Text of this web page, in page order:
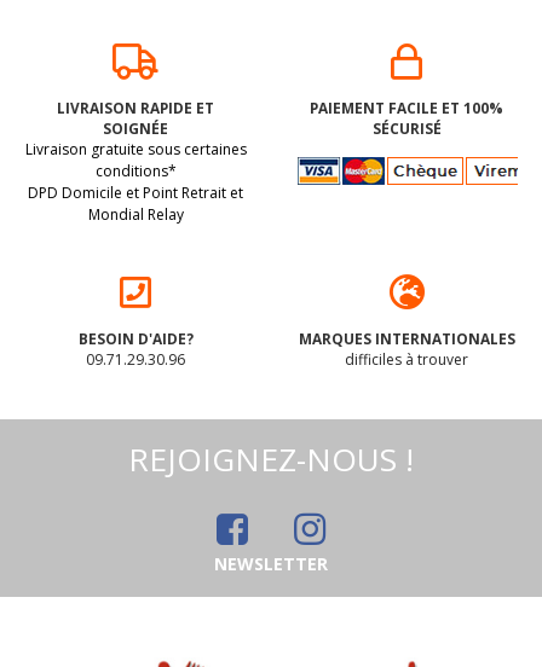
LIVRAISON RAPIDE ET
SOIGNÉE
Livraison gratuite sous certaines
conditions*
DPD Domicile et Point Retrait et
Mondial Relay
PAIEMENT FACILE ET 100%
SÉCURISÉ
BESOIN D'AIDE?
09.71.29.30.96
MARQUES INTERNATIONALES
difficiles à trouver
REJOIGNEZ-NOUS !
NEWSLETTER